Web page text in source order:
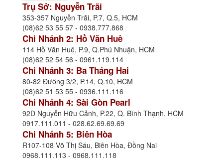
Trụ Sở: Nguyễn Trãi
353-357 Nguyễn Trãi, P.7, Q.5, HCM
(08)62 53 55 57 - 0938.777.868
Chi Nhánh 2: Hồ Văn Huê
114 Hồ Văn Huê, P.9, Q.Phú Nhuận, HCM
(08)62 52 54 56 - 0961.119.114
Chi Nhánh 3: Ba Tháng Hai
80-82 Đường 3/2, P.14, Q.10, HCM
(08)62 51 53 55 - 0936.111.116
Chi Nhánh 4: Sài Gòn Pearl
92D Nguyễn Hữu Cảnh, P.22, Q. Bình Thạnh, HCM
0917.111.011 - 028.62.69.69.69
Chi Nhánh 5: Biên Hòa
R107-108 Võ Thị Sáu, Biên Hòa, Đồng Nai
0968.111.113 - 0968.111.118